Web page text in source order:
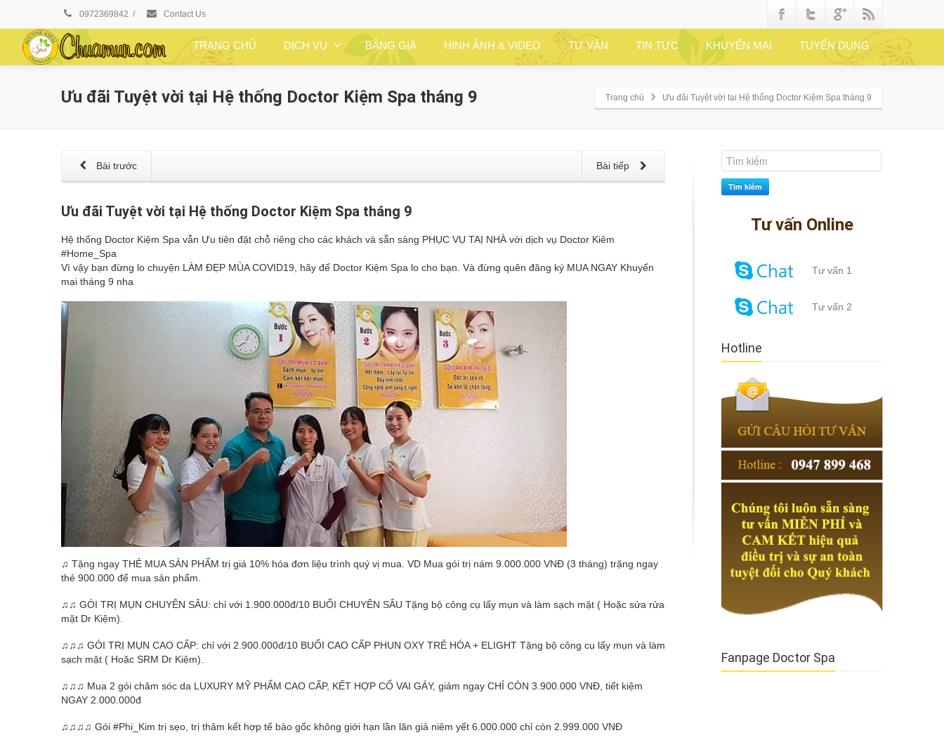
0972369842 / Contact Us
TRANG CHỦ DỊCH VỤ BẢNG GIÁ HÌNH ẢNH & VIDEO TƯ VẤN TIN TỨC KHUYẾN MẠI TUYỂN DỤNG
Ưu đãi Tuyệt vời tại Hệ thống Doctor Kiệm Spa tháng 9 Trang chủ Ưu đãi Tuyệt vời tại Hệ thống Doctor Kiệm Spa tháng 9
Bài tiếp
Bài trước
Ưu đãi Tuyệt vời tại Hệ thống Doctor Kiệm Spa tháng 9
Hệ thống Doctor Kiệm Spa vẫn Ưu tiên đặt chỗ riêng cho các khách và sẵn sàng PHỤC VỤ TAỊ NHÀ với dịch vụ Doctor Kiêm
#Home_Spa
Vì vậy bạn đừng lo chuyện LÀM ĐẸP MÙA COVID19, hãy để Doctor Kiệm Spa lo cho bạn. Và đừng quên đăng ký MUA NGAY Khuyến
mại tháng 9 nha
♫ Tặng ngay THẺ MUA SẢN PHẨM trị giá 10% hóa đơn liệu trình quý vị mua. VD Mua gói trị nám 9.000.000 VNĐ (3 tháng) trặng ngay
thẻ 900.000 để mua sản phẩm.
♫♫ GÓI TRỊ MỤN CHUYÊN SÂU: chỉ với 1.900.000đ/10 BUỔI CHUYÊN SÂU Tặng bộ công cụ lấy mụn và làm sạch mặt ( Hoặc sửa rửa
mặt Dr Kiệm).
♫♫♫ GÓI TRỊ MỤN CAO CẤP: chỉ với 2.900.000đ/10 BUỔI CAO CẤP PHUN OXY TRẺ HÓA + ELIGHT Tặng bộ công cụ lấy mụn và làm
sạch mặt ( Hoặc SRM Dr Kiệm).
♫♫♫ Mua 2 gói chăm sóc da LUXURY MỸ PHẨM CAO CẤP, KẾT HỢP CỔ VAI GÁY, giảm ngay CHỈ CÒN 3.900.000 VNĐ, tiết kiệm
NGAY 2.000.000đ
♫♫♫♫ Gói #Phi_Kim trị sẹo, trị thâm kết hợp tế bào gốc không giới hạn lần lăn giá niêm yết 6.000.000 chỉ còn 2.999.000 VNĐ
Tìm kiếm
Tư vấn Online
Tư vấn 1
Tư vấn 2
Hotline
Fanpage Doctor Spa